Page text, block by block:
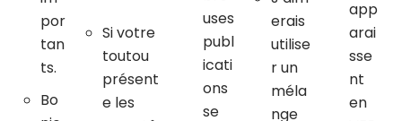
por
tan
ts.
Bo
Si votre
toutou
présent
e les
uses
publ
icati
ons
se
erais
utilise
r un
méla
nge
app
arai
sse
nt
en